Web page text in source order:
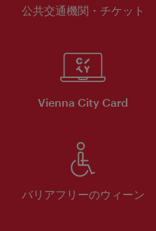
公共交通機関・チケット
Vienna City Card
バリアフリーのウィーン